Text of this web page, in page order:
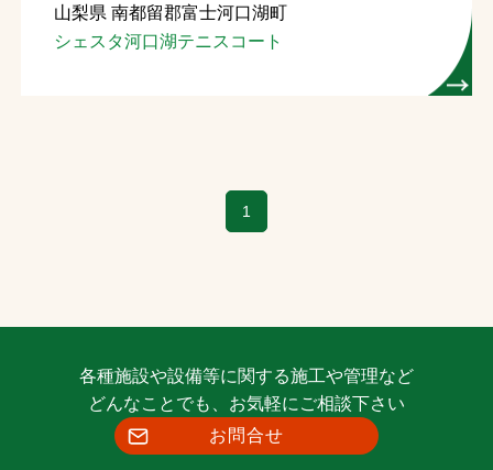
お問合せ
文字の見えづらさや操作にお困りの方へ
山梨県 南都留郡富士河口湖町
シェスタ河口湖テニスコート
1
各種施設や設備等に関する施工や管理など
どんなことでも、お気軽にご相談下さい
お問合せ